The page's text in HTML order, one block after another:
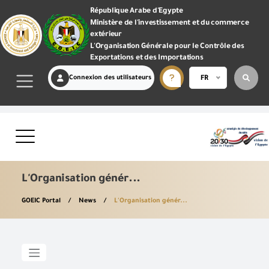
République Arabe d'Egypte
Ministère de l'investissement et du commerce
extérieur
L'Organisation Générale pour le Contrôle des
Exportations et des Importations
Connexion des utilisateurs FR
L'Organisation génér...
GOEIC Portal News L'Organisation génér...